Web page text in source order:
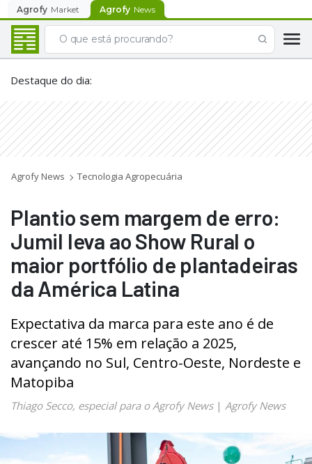
Agrofy Market Agrofy News
Destaque do dia:
Agrofy News Tecnologia Agropecuária
Plantio sem margem de erro:
Jumil leva ao Show Rural o
maior portfólio de plantadeiras
da América Latina
Expectativa da marca para este ano é de
crescer até 15% em relação a 2025,
avançando no Sul, Centro-Oeste, Nordeste e
Matopiba
Thiago Secco, especial para o Agrofy News| Agrofy News